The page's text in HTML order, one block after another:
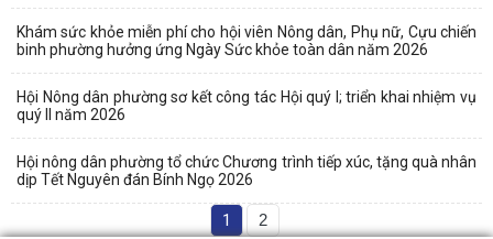
Khám sức khỏe miễn phí cho hội viên Nông dân, Phụ nữ, Cựu chiến
binh phường hưởng ứng Ngày Sức khỏe toàn dân năm 2026
Hội Nông dân phường sơ kết công tác Hội quý I; triển khai nhiệm vụ
quý II năm 2026
Hội nông dân phường tổ chức Chương trình tiếp xúc, tặng quà nhân
dịp Tết Nguyên đán Bính Ngọ 2026
1 2